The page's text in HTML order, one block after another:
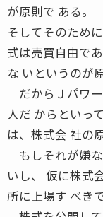
が原則で ある。
そしてそのため
式は売買自由で
な いというのが
だからＪパワ
人だ からといっ
は、株式会 社の
もしそれが嫌
いし、 仮に株式
所に上場す べき